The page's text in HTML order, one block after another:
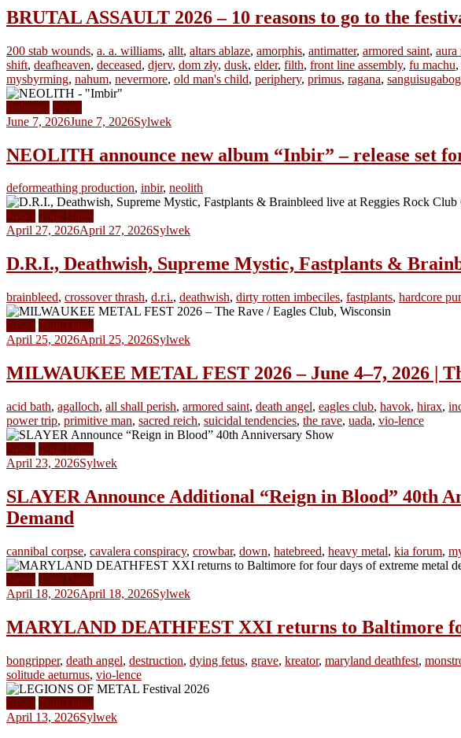
BRUTAL ASSAULT 2026 – 10 reasons to go to the
200 stab wounds, a. a. williams, allt, altars ablaze, amorphis, antimatter, armored saint, aura
shift, deafheaven, deceased, djerv, dom zły, dusk, elder, filth, front line assembly, fu machu,
mysbyrming, nahum, nevermore, old man's child, periphery, primus, ragana,
Releases News
June 7, 2026June 7, 2026Sylwek
NEOLITH announce new album “Inbir” – release set
deformeathing production, inbir, neolith
News Tour Dates
April 27, 2026April 27, 2026Sylwek
D.R.I., Deathwish, Supreme Mystic, Fastplants &
brainbleed, crossover thrash, d.r.i., deathwish, dirty rotten imbeciles, fastplants, hardcore
News Tour Dates
April 25, 2026April 25, 2026Sylwek
MILWAUKEE METAL FEST 2026 – June 4–7, 2026 |
acid bath, agalloch, all shall perish, armored saint, death angel, eagles club, havok, hirax,
power trip, primitive man, sacred reich, suicidal tendencies, the rave, uada, vio-lence
News Tour Dates
April 23, 2026Sylwek
SLAYER Announce Additional “Reign in Blood” 40th
Demand
cannibal corpse, cavalera conspiracy, crowbar, down, hatebreed, heavy metal, kia forum,
News Tour Dates
April 18, 2026April 18, 2026Sylwek
MARYLAND DEATHFEST XXI returns to Baltimore
bongripper, death angel, destruction, dying fetus, grave, kreator, maryland deathfest,
solitude aeturnus, vio-lence
News Tour Dates
April 13, 2026Sylwek